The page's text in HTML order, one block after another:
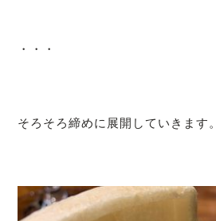
・・・
そろそろ締めに展開していきます。